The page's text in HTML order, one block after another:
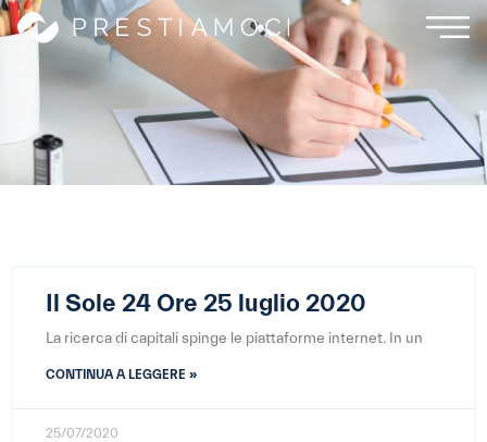
Il Sole 24 Ore 25 luglio 2020
La ricerca di capitali spinge le piattaforme internet. In un
CONTINUA A LEGGERE »
25/07/2020